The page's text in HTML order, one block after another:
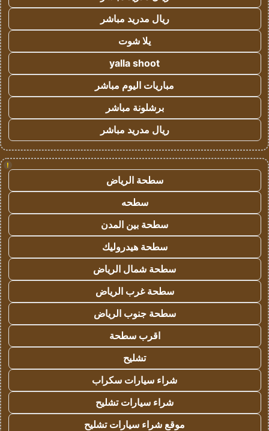
ريال مدريد مباشر
يلا شوت
yalla shoot
مباريات اليوم مباشر
برشلونة مباشر
ريال مدريد مباشر
!
سطحة الرياض
سطحه
سطحة بين المدن
سطحة هيدروليك
سطحة شمال الرياض
سطحة غرب الرياض
سطحة جنوب الرياض
اقرب سطحة
تشليح
شراء سيارات سكراب
شراء سيارات تشليح
موقع شراء سيارات تشليح